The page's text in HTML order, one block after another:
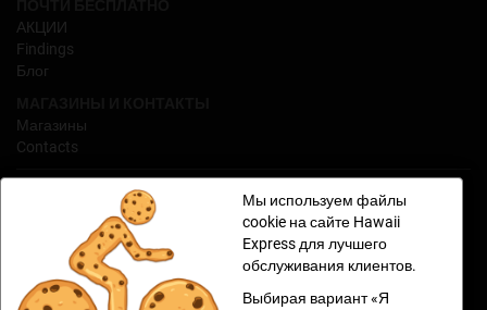
Мы используем файлы
cookie на сайте Hawaii
Express для лучшего
обслуживания клиентов.
Выбирая вариант «Я
АКЦИИ
Findings
Блог
Магазины
Contacts
ИНТЕРНЕТ-МАГАЗИН
Условия продаж для интернет-магазина Hawaii Express
Обработка персональных данных
Возврат продукции
Рассрочка Hawaii
Pассрочка Hawaii3